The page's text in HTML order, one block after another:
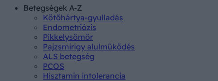
Betegségek A-Z
Kötőhártya-gyulladás
Endometriózis
Pikkelysömör
Pajzsmirigy alulműködés
ALS betegség
PCOS
Hisztamin intolerancia